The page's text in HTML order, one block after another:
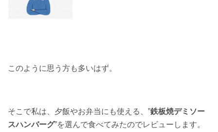
このように思う方も多いはず。
そこで私は、夕飯やお弁当にも使える、”鉄板焼デミソー
スハンバーグ”を選んで食べてみたのでレビューします。